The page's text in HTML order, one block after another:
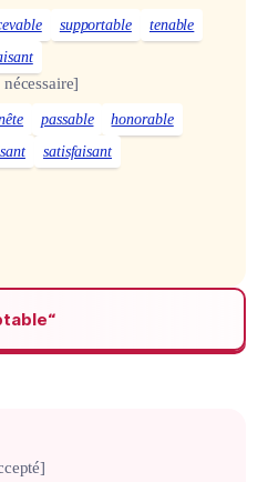
supportable
tenable
passable
honorable
satisfaisant